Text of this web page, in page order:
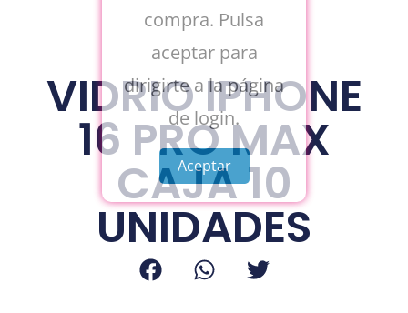
VIDRIO IPHONE
16 PRO MAX
CAJA 10
UNIDADES
compra. Pulsa
aceptar para
dirigirte a la página
de login.
Aceptar